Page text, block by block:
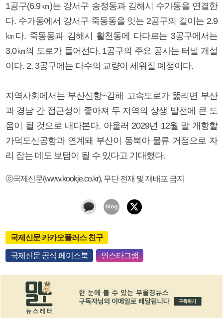
1공구(6.9㎞)는 강서구 송정동과 김해시 수가동을 연결한
다. 수가동에서 강서구 죽동동을 잇는 2공구의 길이는 2.9
㎞다. 죽동동과 김해시 활천동에 다다르는 3공구에서는
3.0㎞의 도로가 들어선다. 1공구의 주요 공사는 터널 개설
이다. 2, 3공구에는 다수의 교량이 세워질 예정이다.
지역사회에서는 부산신항~김해 고속도로가 뚫리면 부산
과 경남 간 접근성이 좋아져 두 지역의 상생 발전에 큰 도
움이 될 것으로 내다본다. 아울러 2029년 12월 말 개항할
가덕도신공항과 연계돼 부산이 동북아 물류 거점으로 자
리 잡는 데도 보탬이 될 수 있다고 기대했다.
ⓒ국제신문(www.kookje.co.kr), 무단 전재 및 재배포 금지
국제신문 카카오플러스 친구
국제신문 공식 페이스북 인스타그램